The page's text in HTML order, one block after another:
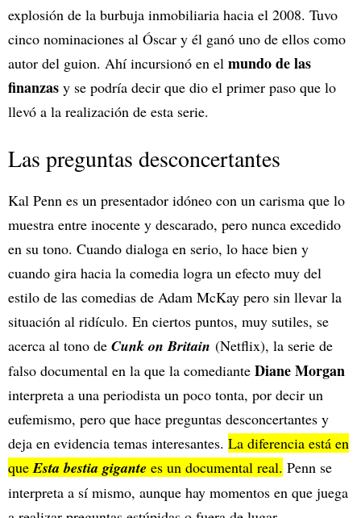
explosión de la burbuja inmobiliaria hacia el 2008. Tuvo
cinco nominaciones al Óscar y él ganó uno de ellos como
autor del guion. Ahí incursionó en el mundo de las
finanzas y se podría decir que dio el primer paso que lo
llevó a la realización de esta serie.
Las preguntas desconcertantes
Kal Penn es un presentador idóneo con un carisma que lo
muestra entre inocente y descarado, pero nunca excedido
en su tono. Cuando dialoga en serio, lo hace bien y
cuando gira hacia la comedia logra un efecto muy del
estilo de las comedias de Adam McKay pero sin llevar la
situación al ridículo. En ciertos puntos, muy sutiles, se
acerca al tono de Cunk on Britain (Netflix), la serie de
falso documental en la que la comediante Diane Morgan
interpreta a una periodista un poco tonta, por decir un
eufemismo, pero que hace preguntas desconcertantes y
deja en evidencia temas interesantes. La diferencia está en
que Esta bestia gigante es un documental real. Penn se
interpreta a sí mismo, aunque hay momentos en que juega